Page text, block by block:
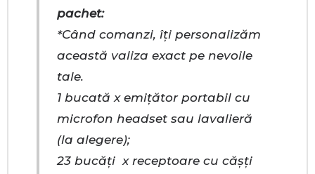
pachet:
*Când comanzi, îți personalizăm
această valiza exact pe nevoile
tale.
1 bucată x emițător portabil cu
microfon headset sau lavalieră
(la alegere);
23 bucăți x receptoare cu cășți